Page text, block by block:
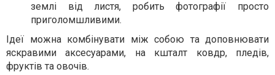
землі від листя, робить фотографії просто
приголомшливими.
Ідеї можна комбінувати між собою та доповнювати
яскравими аксесуарами, на кшталт ковдр, пледів,
фруктів та овочів.